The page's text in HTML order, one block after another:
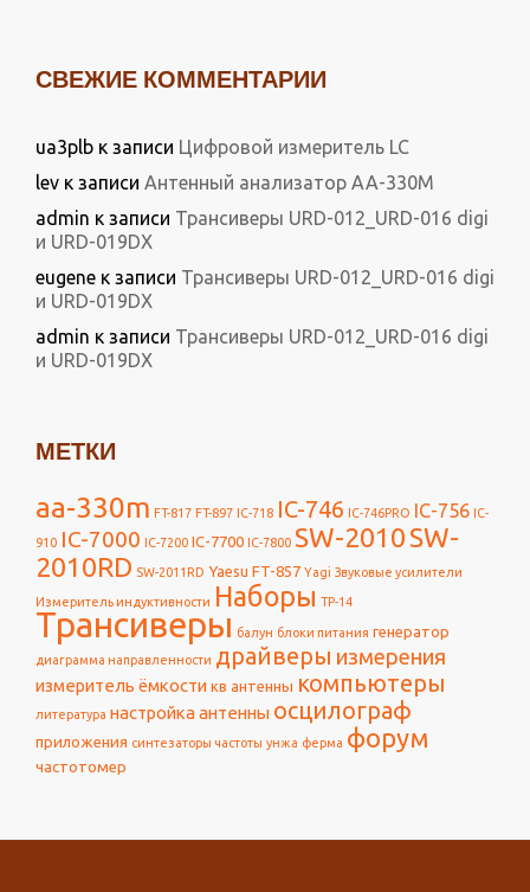
СВЕЖИЕ КОММЕНТАРИИ
ua3plb к записи Цифровой измеритель LC
lev к записи Антенный анализатор АА-330М
admin к записи Трансиверы URD-012_URD-016 digi
и URD-019DX
eugene к записи Трансиверы URD-012_URD-016 digi
и URD-019DX
admin к записи Трансиверы URD-012_URD-016 digi
и URD-019DX
МЕТКИ
aa-330m FT-817 FT-897 IC-718 IC-746 IC-746PRO IC-756 IC-
910 IC-7000 IC-7200 IC-7700 IC-7800 SW-2010SW-
2010RD SW-2011RD Yaesu FT-857 Yagi Звуковые усилители
Измеритель индуктивности Наборы ТР-14
Трансиверы балун блоки питания генератор
диаграмма направленности драйверы измерения
измеритель ёмкости кв антенны компьютеры
литература настройка антенны осцилограф
приложения синтезаторы частоты унжа ферма форум
частотомер